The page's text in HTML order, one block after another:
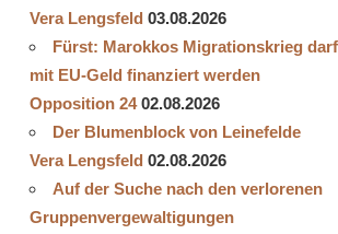
Vera Lengsfeld 03.08.2026
Fürst: Marokkos Migrationskrieg
mit EU-Geld finanziert werden
Opposition 24 02.08.2026
Der Blumenblock von Leinefelde
Vera Lengsfeld 02.08.2026
Auf der Suche nach den verlorenen
Gruppenvergewaltigungen